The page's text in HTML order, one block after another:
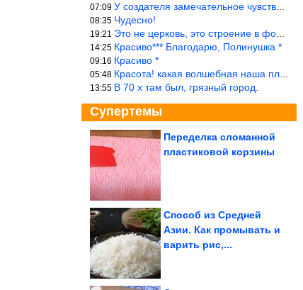
07:09 У создателя замечательное чувство юмора! ))
08:35 Чудесно!
19:21 Это не церковь, это строение в форме церкви.
14:25 Красиво*** Благодарю, Полинушка *
09:16 Красиво *
05:48 Красота! какая волшебная наша планета!… еще-бы, мы понимали это…
13:55 В 70 х там был, грязный город.
Супертемы
Переделка сломанной
пластиковой корзины
Ученые нашли «горячие
Способ из Средней
Азии. Как промывать и
варить рис,...
Как выбрать и